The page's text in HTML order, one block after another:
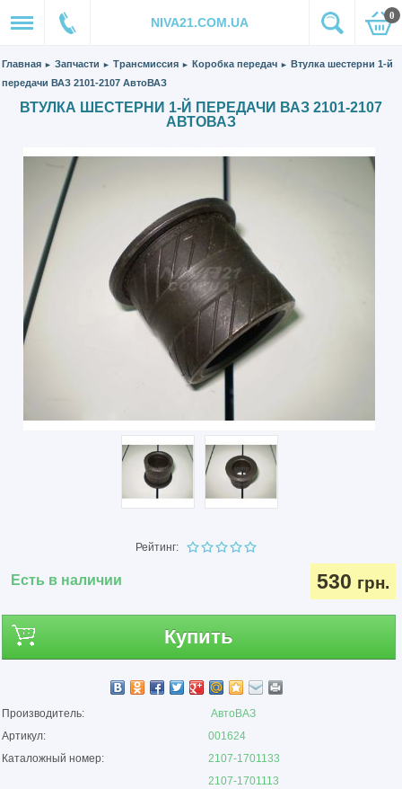
NIVA21.COM.UA 0
Главная ► Запчасти ► Трансмиссия ► Коробка передач ► Втулка шестерни 1-й
передачи ВАЗ 2101-2107 АвтоВАЗ
ВТУЛКА ШЕСТЕРНИ 1-Й ПЕРЕДАЧИ ВАЗ 2101-2107
АВТОВАЗ
Рейтинг:
Есть в наличии 530 грн.
Купить
Производитель:
АвтоВАЗ
Артикул:
001624
Каталожный номер:
2107-1701133
2107-1701113